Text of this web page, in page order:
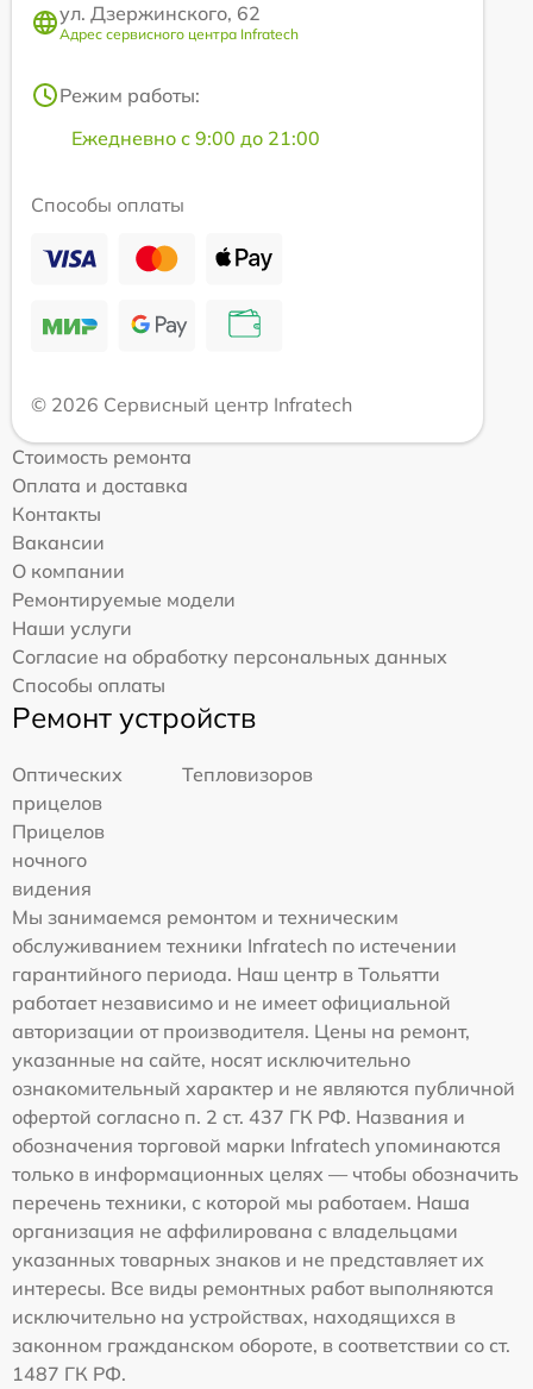
ул. Дзержинского, 62
Адрес сервисного центра Infratech
Режим работы:
Ежедневно с 9:00 до 21:00
Способы оплаты
© 2026 Сервисный центр Infratech
Стоимость ремонта
Оплата и доставка
Контакты
Вакансии
О компании
Ремонтируемые модели
Наши услуги
Согласие на обработку персональных данных
Способы оплаты
Ремонт устройств
Оптических
прицелов
Тепловизоров
Прицелов
ночного
видения
Мы занимаемся ремонтом и техническим
обслуживанием техники Infratech по истечении
гарантийного периода. Наш центр в Тольятти
работает независимо и не имеет официальной
авторизации от производителя. Цены на ремонт,
указанные на сайте, носят исключительно
ознакомительный характер и не являются публичной
офертой согласно п. 2 ст. 437 ГК РФ. Названия и
обозначения торговой марки Infratech упоминаются
только в информационных целях — чтобы обозначить
перечень техники, с которой мы работаем. Наша
организация не аффилирована с владельцами
указанных товарных знаков и не представляет их
интересы. Все виды ремонтных работ выполняются
исключительно на устройствах, находящихся в
законном гражданском обороте, в соответствии со ст.
1487 ГК РФ.